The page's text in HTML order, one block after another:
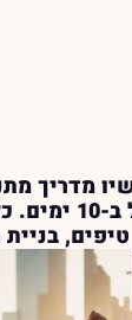
בתהליך
בריא ומאוזן
ואיזון
מדריך
במשקל ב-
טיפים,